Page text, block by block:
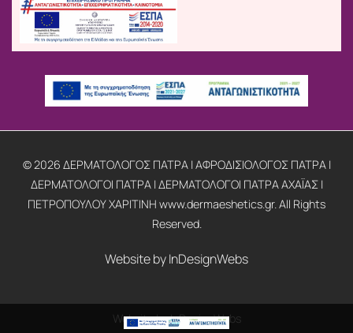
© 2026 ΔΕΡΜΑΤΟΛΟΓΟΣ ΠΑΤΡΑ | ΑΦΡΟΔΙΣΙΟΛΟΓΟΣ ΠΑΤΡΑ |
ΔΕΡΜΑΤΟΛΟΓΟΙ ΠΑΤΡΑ | ΔΕΡΜΑΤΟΛΟΓΟΙ ΠΑΤΡΑ ΑΧΑΪΑΣ |
ΠΕΤΡΟΠΟΥΛΟΥ ΧΑΡΙΤΙΝΗ www.dermaeshetics.gr. All Rights
Reserved.
Website byInDesignWebs
Website byInDesignWebs